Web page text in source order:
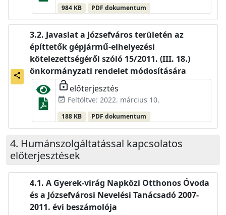
984 KB PDF dokumentum
share
Javaslat a Józsefváros területén az
építtetők gépjármű-elhelyezési
kötelezettségéről szóló 15/2011. (III. 18.)
önkormányzati rendelet módosítására
lock_open előterjesztés
event_available Feltöltve: 2022. március 10.
188 KB PDF dokumentum
Humánszolgáltatással kapcsolatos
előterjesztések
A Gyerek-virág Napközi Otthonos Óvoda
és a Józsefvárosi Nevelési Tanácsadó 2007-
2011. évi beszámolója